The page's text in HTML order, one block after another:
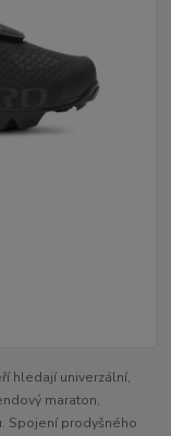
hledají univerzální,
maraton,
Spojení prodyšného